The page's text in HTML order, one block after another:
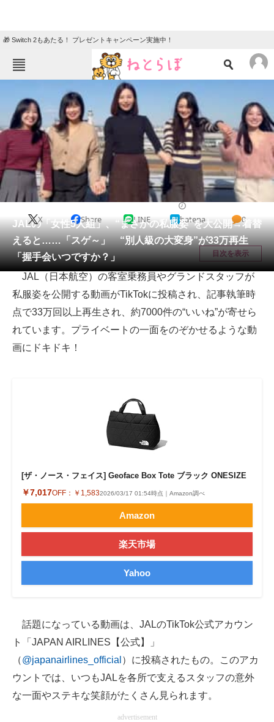
🎁 Switch 2もあたる！ プレゼントキャンペーン実施中！
TOP
エンタメ クイズ
グルメ 地域
住まい 教育・育児
動物 リサーチ
会員記事
メディア
注目記事を集めた総合ページ
ITの今と未来を見通す
スマホと通信の最新トレンド
進化するPCとデバイスの未来
マーケ×ITの今がよく分かる
企業向けIT製品の総合サイト
モノづくり技術者専門サイト
電子設計の基本と応用
JALの「女性5人組」、“まさかの私服姿”を大公開→着替
えると……「スゲ～」 “別人級の大変身”が33万再生
「握手会いつですか？」
X Share LINE hatena 0
目次を表示
JAL（日本航空）の客室乗務員やグランドスタッフが
私服姿を公開する動画がTikTokに投稿され、記事執筆時
点で33万回以上再生され、約7000件の“いいね”が寄せら
れています。プライベートの一面をのぞかせるような動
画にドキドキ！
[ザ・ノース・フェイス] Geoface Box Tote ブラック ONESIZE
￥7,017OFF： ￥1,5832026/03/17 01:54時点｜Amazon調べ
Amazon
楽天市場
Yahoo
話題になっている動画は、JALのTikTok公式アカウン
ト「JAPAN AIRLINES【公式】」
（@japanairlines_official ）に投稿されたもの。このアカ
ウントでは、いつもJALを各所で支えるスタッフの意外
な一面やステキな笑顔がたくさん見られます。
advertisement